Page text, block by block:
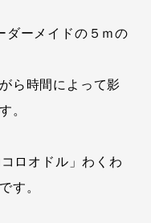
ダーメイドの５ｍの
ら時間によって影
。
ロオドル」わくわ
す。